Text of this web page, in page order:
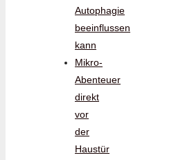
Autophagie
beeinflussen
kann
Mikro-
Abenteuer
direkt
vor
der
Haustür